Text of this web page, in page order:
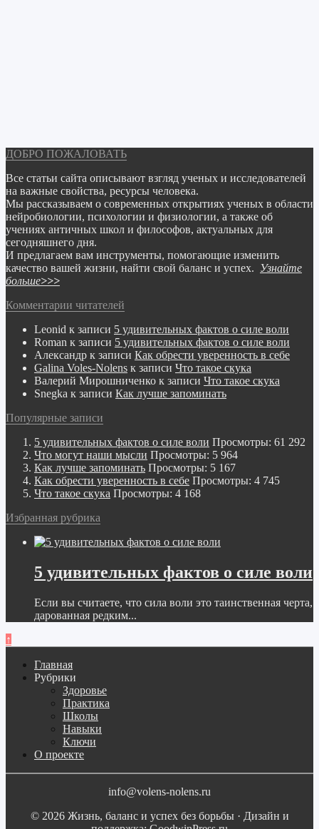
ДОБРО ПОЖАЛОВАТЬ
Все статьи сайта описывают взгляд ученых и исследователей
на важные свойства, ресурсы человека.
Мы рассказываем о современных открытиях ученых в области
нейробиологии, психологии и физиологии, а также об
учениях античных школ и философов, актуальных для
сегодняшнего дня.
И предлагаем вам инструменты, помогающие изменить
качество вашей жизни, найти свой баланс и успех. Узнайте
больше>>>
Комментарии читателей
Leonid к записи 5 удивительных фактов о силе воли
Roman к записи 5 удивительных фактов о силе воли
Александр к записи Как обрести уверенность в себе
Galina Voles-Nolens к записи Что такое скука
Валерий Мирошниченко к записи Что такое скука
Snegka к записи Как лучше запоминать
Популярные записи
5 удивительных фактов о силе воли Просмотры: 61 292
Что могут наши мысли Просмотры: 5 964
Как лучше запоминать Просмотры: 5 167
Как обрести уверенность в себе Просмотры: 4 745
Что такое скука Просмотры: 4 168
Избранная рубрика
5 удивительных фактов о силе воли
Если вы считаете, что сила воли это таинственная черта,
дарованная редким...
↑
Главная
Рубрики
Здоровье
Практика
Школы
Навыки
Ключи
О проекте
info@volens-nolens.ru
© 2026 Жизнь, баланс и успех без борьбы · Дизайн и